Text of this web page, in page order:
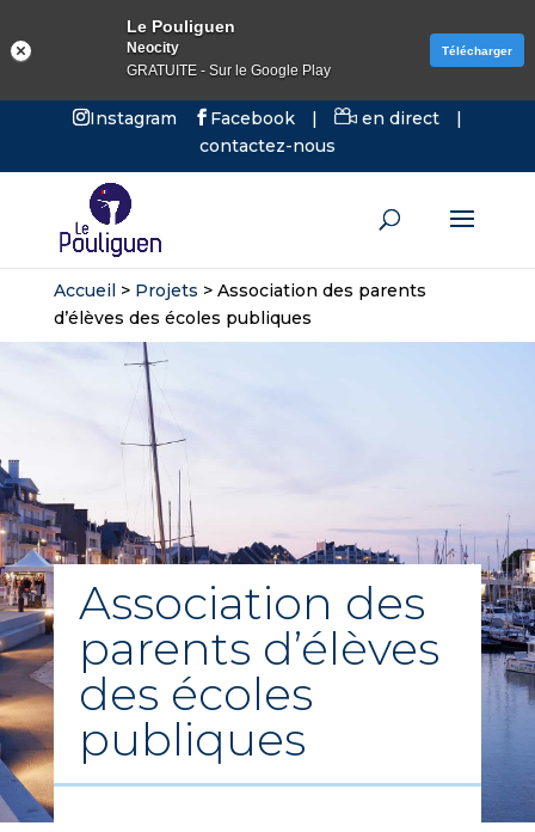
Instagram Facebook | en direct
|
contactez-nous
Accueil> Projets > Association des parents
d’élèves des écoles publiques
Association des
parents d’élèves
des écoles
publiques
Le Pouliguen
Neocity
GRATUITE - Sur le Google Play
Télécharger